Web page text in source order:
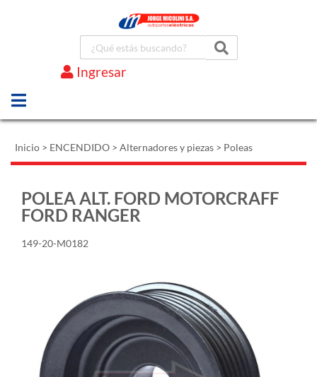
Ingresar
Inicio > ENCENDIDO > Alternadores y piezas > Poleas
POLEA ALT. FORD MOTORCRAFF
FORD RANGER
149-20-M0182